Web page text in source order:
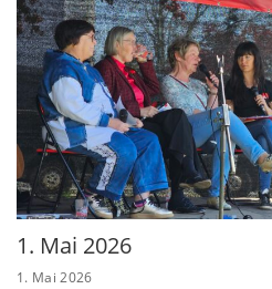
1. Mai 2026
1. Mai 2026